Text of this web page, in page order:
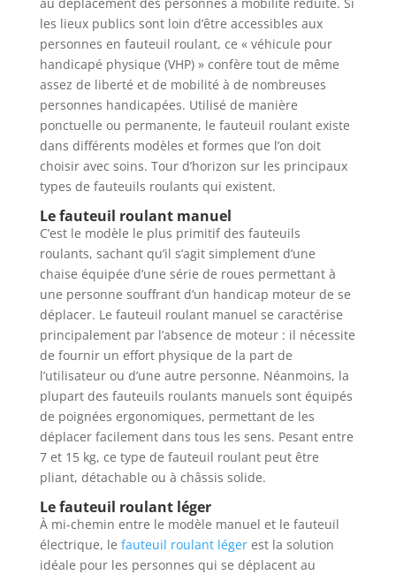
les lieux publics sont loin d’être accessibles aux
personnes en fauteuil roulant, ce « véhicule pour
handicapé physique (VHP) » confère tout de même
assez de liberté et de mobilité à de nombreuses
personnes handicapées. Utilisé de manière
ponctuelle ou permanente, le fauteuil roulant existe
dans différents modèles et formes que l’on doit
choisir avec soins. Tour d’horizon sur les principaux
types de fauteuils roulants qui existent.
Le fauteuil roulant manuel
C’est le modèle le plus primitif des fauteuils
roulants, sachant qu’il s’agit simplement d’une
chaise équipée d’une série de roues permettant à
une personne souffrant d’un handicap moteur de se
déplacer. Le fauteuil roulant manuel se caractérise
principalement par l’absence de moteur : il nécessite
de fournir un effort physique de la part de
l’utilisateur ou d’une autre personne. Néanmoins, la
plupart des fauteuils roulants manuels sont équipés
de poignées ergonomiques, permettant de les
déplacer facilement dans tous les sens. Pesant entre
7 et 15 kg, ce type de fauteuil roulant peut être
pliant, détachable ou à châssis solide.
Le fauteuil roulant léger
À mi-chemin entre le modèle manuel et le fauteuil
électrique, le fauteuil roulant légerest la solution
idéale pour les personnes qui se déplacent au